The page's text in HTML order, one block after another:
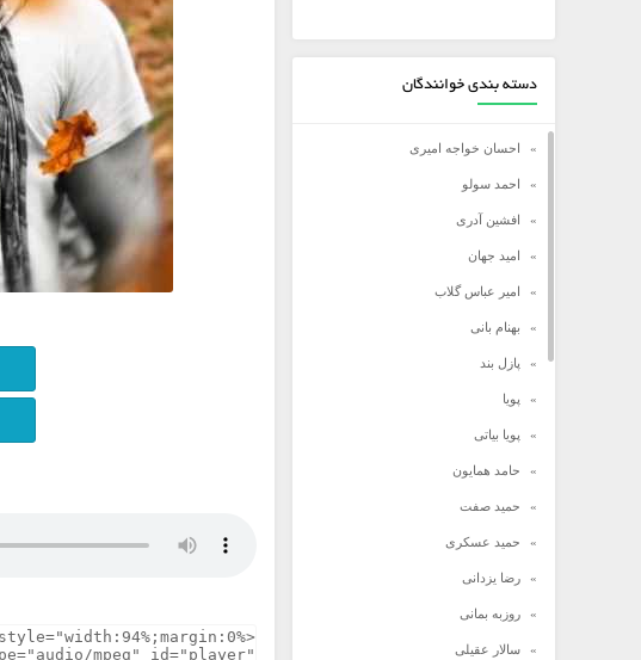
دسته بندی خوانندگان
احسان خواجه امیری
احمد سولو
افشین آدری
امید جهان
امیر عباس گلاب
بهنام بانی
پازل بند
پویا
پویا بیاتی
حامد همایون
حمید صفت
حمید عسکری
رضا یزدانی
روزبه بمانی
سالار عقیلی